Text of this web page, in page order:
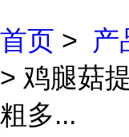
首页 > 产
> 鸡腿菇
粗多...